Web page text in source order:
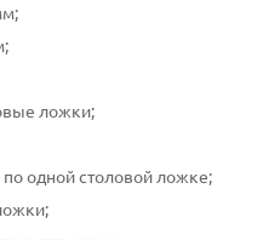
ложки;
одной столовой ложке;